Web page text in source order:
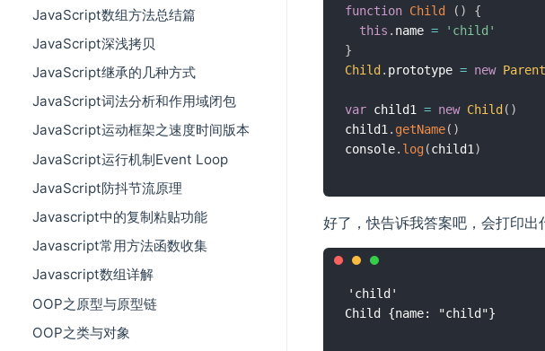
JavaScript数组方法总结篇
JavaScript深浅拷贝
JavaScript继承的几种方式
JavaScript词法分析和作用域闭包
JavaScript运动框架之速度时间版本
JavaScript运行机制Event Loop
JavaScript防抖节流原理
Javascript中的复制粘贴功能
Javascript常用方法函数收集
Javascript数组详解
OOP之原型与原型链
OOP之类与对象
function Child ( )
{
this . name =
'child'
}
Child . prototype = new Parent
var child1 = new Child ( )
child1 . getName( )
console. log(child1 )
好了，快告诉我答案吧，会打印出
'child'